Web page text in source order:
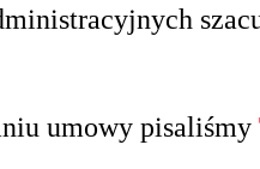
umowy pisaliśmy